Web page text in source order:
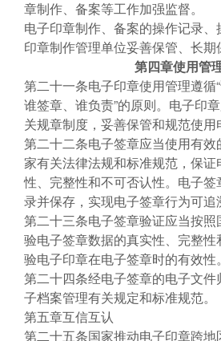
章制作、备案等工作加强监督。
电子印章制作、备案的操作记录
印章制作管理单位妥善保管、长期
第四章使用管
第二十一条电子印章使用管理遵循
谁签章、谁负责”的原则。电子印
关规章制度，妥善保管和规范使用
第二十二条电子签章应当使用有
家有关法律法规和标准规范，保
性、完整性和不可否认性。电子
录并保存，实现电子签章行为可追
第二十三条电子签章验证应当按
验电子签章数据的真实性、完整
验电子印章在电子签章时的有效性。
第二十四条经电子签章的电子文
子档案管理有关规定和标准规范。
第五章互信互认
第二十五条国家推动电子印章跨